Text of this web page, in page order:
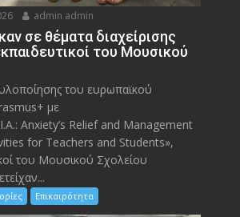
admin admin
σε θέματα διαχείρισης
του Μουσικού
του ευρωπαϊκού
με
Anxiety’s Relief and Management
for Teachers and Students»,
του Μουσικού Σχολείου
Επικαιρότητα